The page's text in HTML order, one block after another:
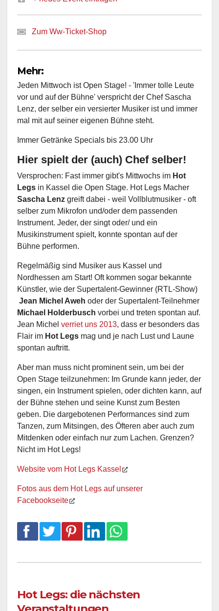
Zum Ww-Ticket-Shop
Mehr:
Jeden Mittwoch ist Open Stage! - 'Immer tolle Leute
vor und auf der Bühne' verspricht der Chef Sascha
Lenz, der selber ein versierter Musiker ist und immer
mal mit auf seiner eigenen Bühne steht.
Immer Getränke Specials bis 23.00 Uhr
Hier spielt der (auch) Chef selber!
Versprochen: Fast immer gibt's Mittwochs im Hot
Legs in Kassel die Open Stage. Hot Legs Macher
Sascha Lenz greift dabei - weil Vollblutmusiker - oft
selber zum Mikrofon und/oder dem passenden
Instrument. Jeder, der singt oder/ und ein
Musikinstrument spielt, konnte spontan auf der
Bühne performen.
Regelmäßig sind Musiker aus Kassel und
Nordhessen am Start! Oft kommen sogar bekannte
Künstler, wie der Supertalent-Gewinner (RTL-Show)
Jean Michel Aweh oder der Supertalent-Teilnehmer
Michael Holderbusch vorbei und treten spontan auf.
Jean Michel verriet uns 2013, dass er besonders das
Flair im Hot Legs mag und je nach Lust und Laune
spontan auftritt.
Aber man muss nicht prominent sein, um bei der
Open Stage teilzunehmen: Im Grunde kann jeder, der
singen, ein Instrument spielen, oder dichten kann, auf
der Bühne stehen und seine Kunst zum Besten
geben. Die dargebotenen Performances sind zum
Tanzen, zum Mitsingen, des Öfteren aber auch zum
Mitdenken oder einfach nur zum Lachen. Grenzen?
Nicht im Hot Legs!
Website vom Hot Legs Kassel
Fotos aus dem Hot Legs auf unserer
Facebookseite
Hot Legs: die nächsten